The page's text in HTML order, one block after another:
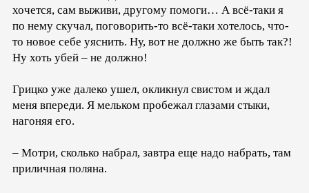
хочется, сам выживи, другому помоги… А всё-таки я
по нему скучал, поговорить-то всё-таки хотелось, что-
то новое себе уяснить. Ну, вот не должно же быть так?!
Ну хоть убей – не должно!
Грицко уже далеко ушел, окликнул свистом и ждал
меня впереди. Я мельком пробежал глазами стыки,
нагоняя его.
– Мотри, сколько набрал, завтра еще надо набрать, там
приличная поляна.